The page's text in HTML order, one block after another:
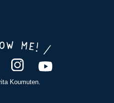
Koumuten.